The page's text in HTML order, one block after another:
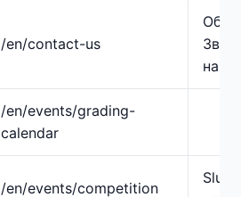
/en/contact-us
нами
/en/events/grading-
calendar
/en/events/competition
Slug